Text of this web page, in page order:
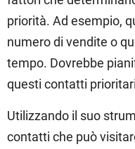
priorità. Ad esempio,
numero di vendite o
tempo. Dovrebbe
questi contatti
Utilizzando il suo
contatti che può